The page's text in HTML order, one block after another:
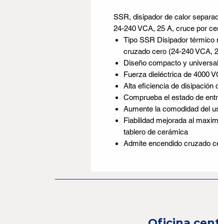
SSR, disipador de calor
24-240 VCA, 25 A, cruce por
Tipo SSR Disipador térmico
cruzado cero (24-240 VCA,
Diseño compacto y
Fuerza dieléctrica de 4000
Alta eficiencia de disipación
Comprueba el estado de
Aumente la comodidad del
Fiabilidad mejorada al
tablero de cerámica
Admite encendido cruzado